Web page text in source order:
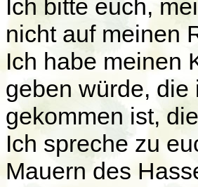
Ich bitte euch,
nicht auf meinen
Ich habe meinen
geben würde,
gekommen ist,
Ich spreche zu
Mauern des